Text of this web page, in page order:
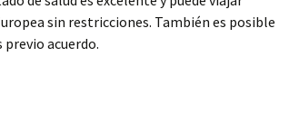
sin restricciones. También es posible
acuerdo.